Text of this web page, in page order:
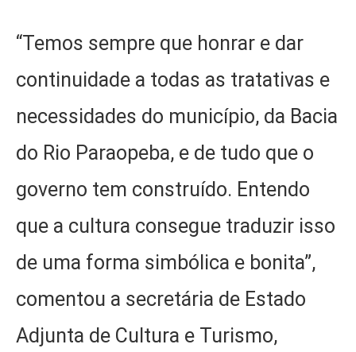
“Temos sempre que honrar e dar
continuidade a todas as tratativas e
necessidades do município, da Bacia
do Rio Paraopeba, e de tudo que o
governo tem construído. Entendo
que a cultura consegue traduzir isso
de uma forma simbólica e bonita”,
comentou a secretária de Estado
Adjunta de Cultura e Turismo,